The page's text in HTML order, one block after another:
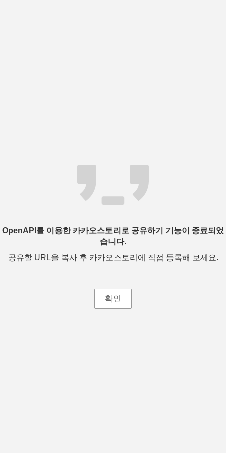
OpenAPI를 이용한 카카오스토리로 공유하기 기능이 종료되었
습니다.
공유할 URL을 복사 후 카카오스토리에 직접 등록해 보세요.
확인